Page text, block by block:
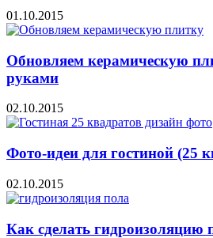
01.10.2015
Обновляем керамическую
руками
02.10.2015
Фото-идеи для гостиной (25
02.10.2015
Как сделать гидроизоляцию